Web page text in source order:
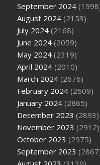
September 2024
August 2024 (2153)
July 2024 (2168)
June 2024 (2059)
May 2024 (2319)
April 2024 (2010)
March 2024 (2676)
February 2024 (2609)
January 2024 (2865)
December 2023 (2893)
November 2023 (2912)
October 2023 (2975)
September 2023